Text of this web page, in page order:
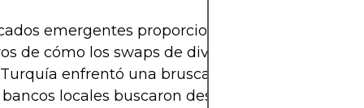
emergentes proporcionan algunos de los
de cómo los swaps de divisas afectan los
enfrentó una brusca depreciación de la
bancos locales buscaron desesperadamente